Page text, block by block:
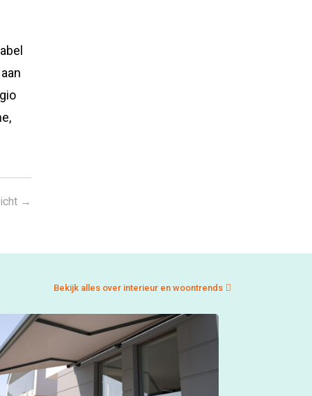
→
Bekijk alles over interieur en woontrends